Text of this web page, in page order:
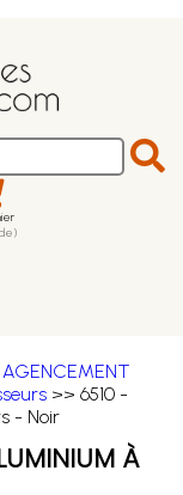
>> 6510 -
- Noir
À